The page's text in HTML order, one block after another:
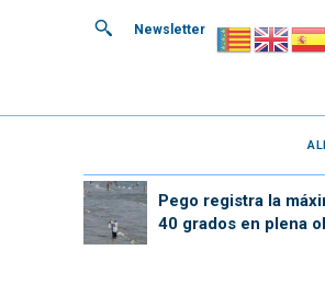
Newsletter
Pego registra la
40 grados en plena